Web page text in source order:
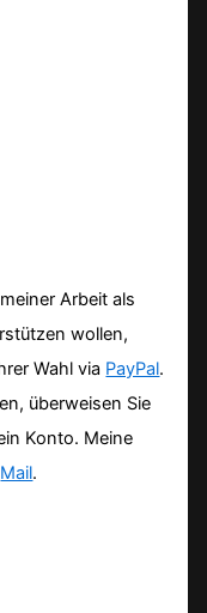
Arbeit als
wollen,
Wahl via PayPal.
überweisen Sie
Konto. Meine
Mail.